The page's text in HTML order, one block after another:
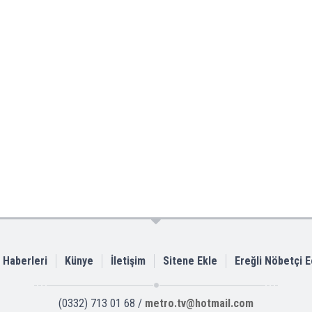
Haberleri Künye İletişim Sitene Ekle Ereğli Nöbetçi
(0332) 713 01 68 / metro.tv@hotmail.com